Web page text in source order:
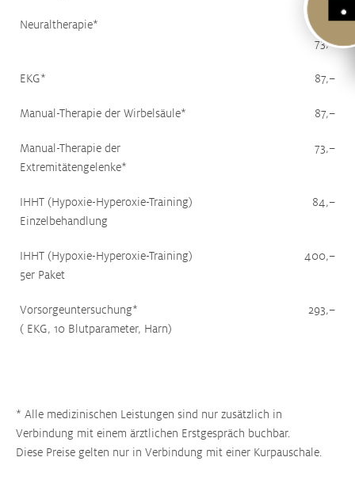
Neuraltherapie*
73,–
EKG* 87,–
Manual-Therapie der Wirbelsäule* 87,–
Manual-Therapie der
Extremitätengelenke*
73,–
IHHT (Hypoxie-Hyperoxie-Training)
Einzelbehandlung
84,–
IHHT (Hypoxie-Hyperoxie-Training)
5er Paket
400,–
Vorsorgeuntersuchung*
( EKG, 10 Blutparameter, Harn)
293,–
* Alle medizinischen Leistungen sind nur zusätzlich in
Verbindung mit einem ärztlichen Erstgespräch buchbar.
Diese Preise gelten nur in Verbindung mit einer Kurpauschale.